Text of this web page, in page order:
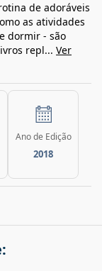
de adoráveis
as atividades
dormir - são
repl... Ver
Ano de Edição
2018